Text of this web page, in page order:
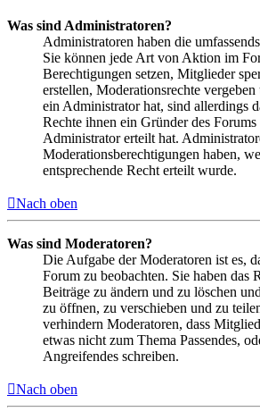
Was sind Administratoren?
Administratoren haben die
Sie können jede Art von Aktion im
Berechtigungen setzen, Mitglieder
erstellen, Moderationsrechte
ein Administrator hat, sind allerdings
Rechte ihnen ein Gründer des
Administrator erteilt hat.
Moderationsberechtigungen haben,
entsprechende Recht erteilt wurde.
Nach oben
Was sind Moderatoren?
Die Aufgabe der Moderatoren ist es,
Forum zu beobachten. Sie haben das
Beiträge zu ändern und zu löschen
zu öffnen, zu verschieben und zu
verhindern Moderatoren, dass
etwas nicht zum Thema Passendes,
Angreifendes schreiben.
Nach oben